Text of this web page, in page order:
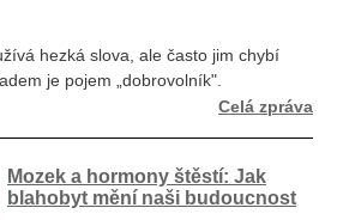
hezká slova, ale často jim chybí
je pojem „dobrovolník".
Celá zpráva
Mozek a hormony štěstí: Jak
blahobyt mění naši budoucnost